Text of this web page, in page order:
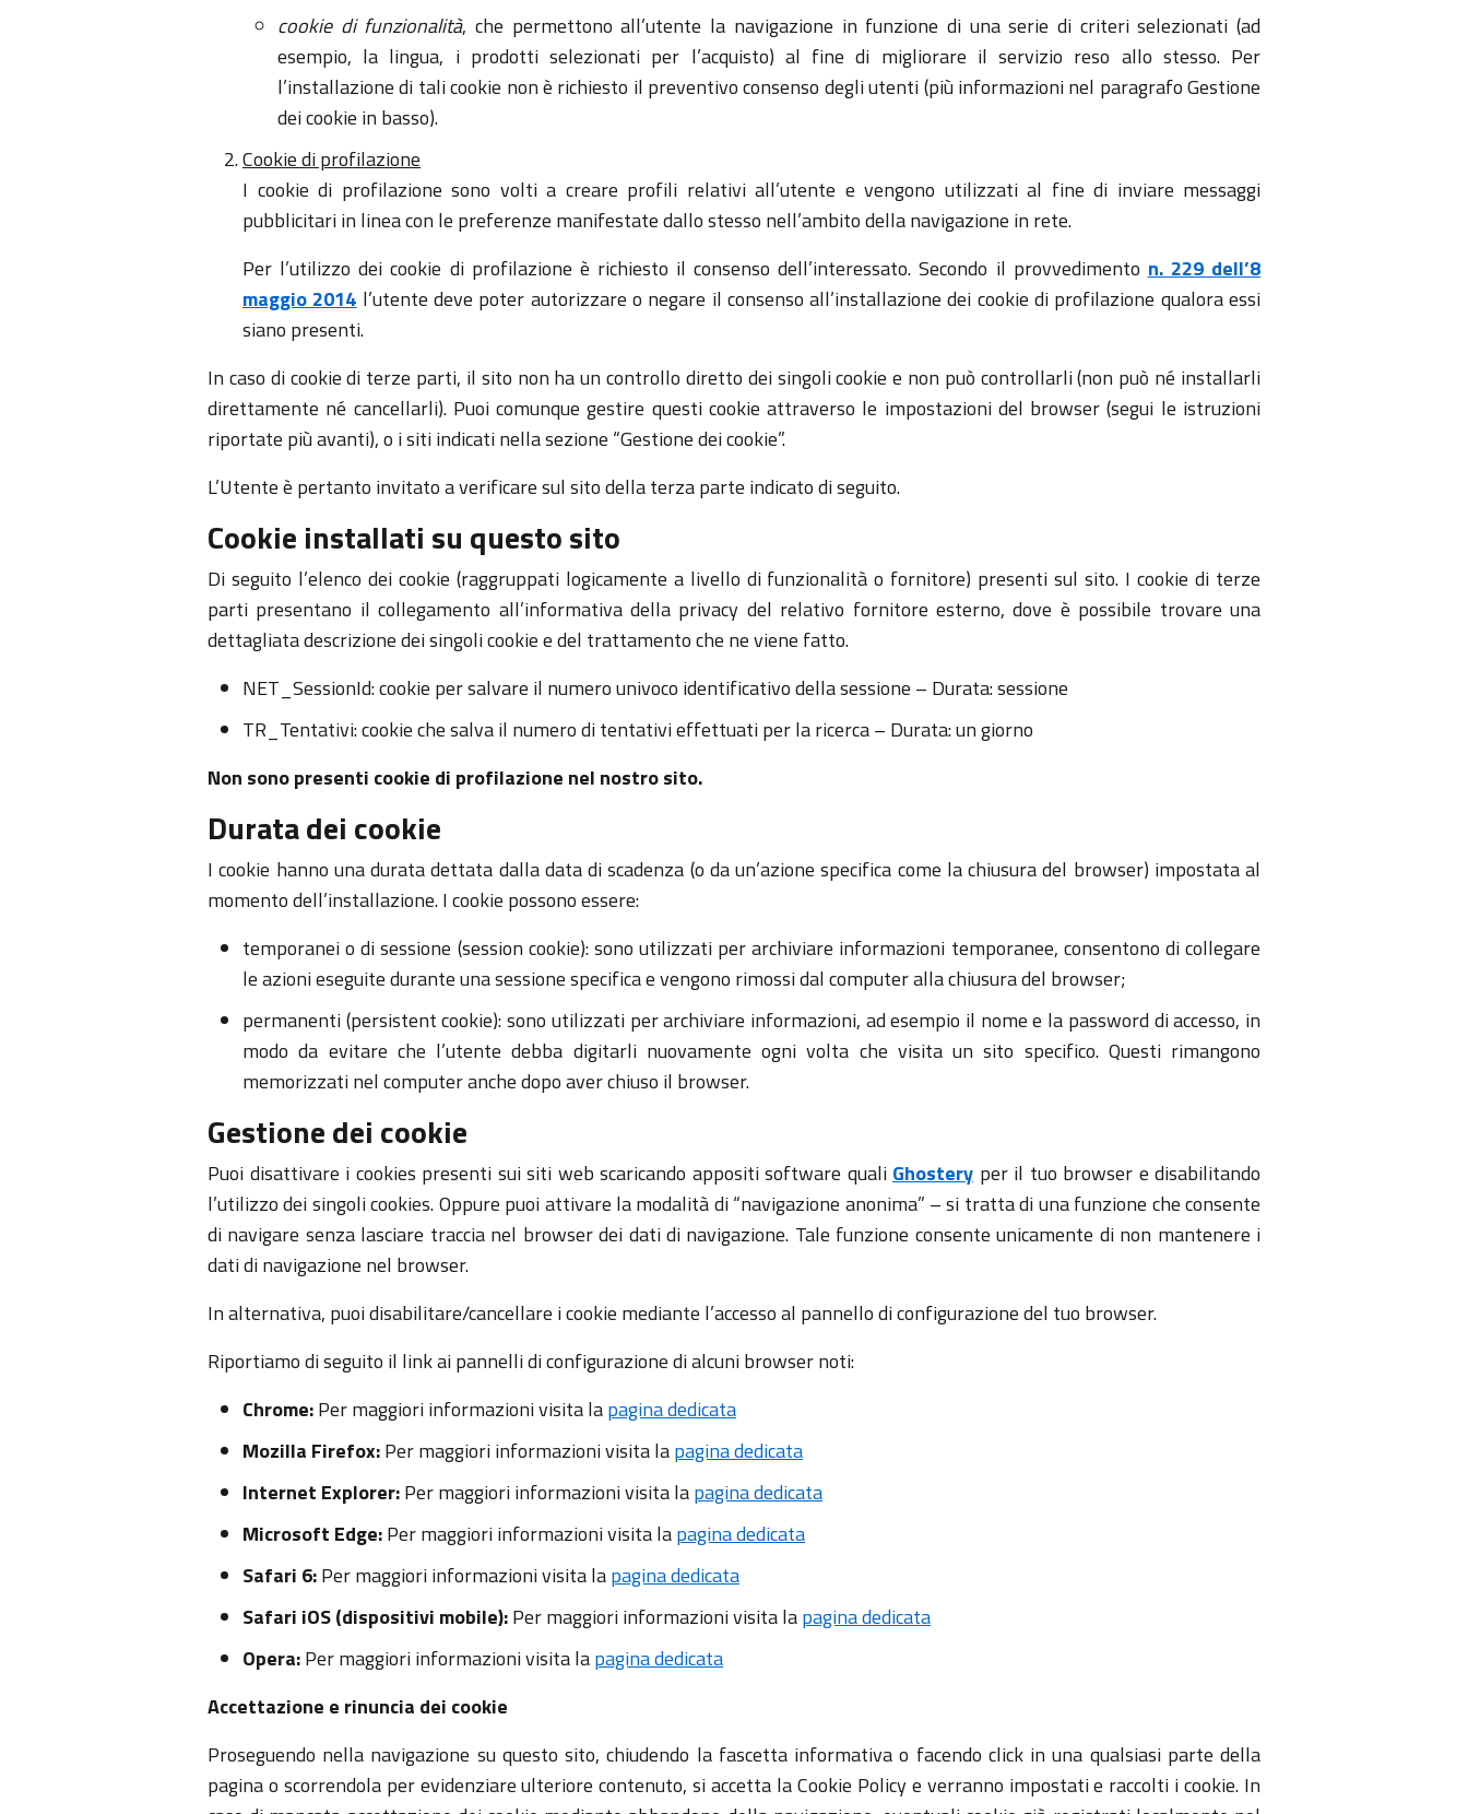
cookie di funzionalità, che permettono all’utente la navigazione in funzione di una serie di criteri selezionati (ad
esempio, la lingua, i prodotti selezionati per l’acquisto) al fine di migliorare il servizio reso allo stesso. Per
l’installazione di tali cookie non è richiesto il preventivo consenso degli utenti (più informazioni nel paragrafo Gestione
dei cookie in basso).
Cookie di profilazione
I cookie di profilazione sono volti a creare profili relativi all’utente e vengono utilizzati al fine di inviare messaggi
pubblicitari in linea con le preferenze manifestate dallo stesso nell’ambito della navigazione in rete.
Per l’utilizzo dei cookie di profilazione è richiesto il consenso dell’interessato. Secondo il provvedimento n. 229 dell’8
maggio 2014 l’utente deve poter autorizzare o negare il consenso all’installazione dei cookie di profilazione qualora essi
siano presenti.
In caso di cookie di terze parti, il sito non ha un controllo diretto dei singoli cookie e non può controllarli (non può né installarli
direttamente né cancellarli). Puoi comunque gestire questi cookie attraverso le impostazioni del browser (segui le istruzioni
riportate più avanti), o i siti indicati nella sezione “Gestione dei cookie”.
L’Utente è pertanto invitato a verificare sul sito della terza parte indicato di seguito.
Cookie installati su questo sito
Di seguito l’elenco dei cookie (raggruppati logicamente a livello di funzionalità o fornitore) presenti sul sito. I cookie di terze
parti presentano il collegamento all’informativa della privacy del relativo fornitore esterno, dove è possibile trovare una
dettagliata descrizione dei singoli cookie e del trattamento che ne viene fatto.
NET_SessionId: cookie per salvare il numero univoco identificativo della sessione – Durata: sessione
TR_Tentativi: cookie che salva il numero di tentativi effettuati per la ricerca – Durata: un giorno
Non sono presenti cookie di profilazione nel nostro sito.
Durata dei cookie
I cookie hanno una durata dettata dalla data di scadenza (o da un’azione specifica come la chiusura del browser) impostata al
momento dell’installazione. I cookie possono essere:
temporanei o di sessione (session cookie): sono utilizzati per archiviare informazioni temporanee, consentono di collegare
le azioni eseguite durante una sessione specifica e vengono rimossi dal computer alla chiusura del browser;
permanenti (persistent cookie): sono utilizzati per archiviare informazioni, ad esempio il nome e la password di accesso, in
modo da evitare che l’utente debba digitarli nuovamente ogni volta che visita un sito specifico. Questi rimangono
memorizzati nel computer anche dopo aver chiuso il browser.
Gestione dei cookie
Puoi disattivare i cookies presenti sui siti web scaricando appositi software quali Ghostery per il tuo browser e disabilitando
l’utilizzo dei singoli cookies. Oppure puoi attivare la modalità di “navigazione anonima” – si tratta di una funzione che consente
di navigare senza lasciare traccia nel browser dei dati di navigazione. Tale funzione consente unicamente di non mantenere i
dati di navigazione nel browser.
In alternativa, puoi disabilitare/cancellare i cookie mediante l’accesso al pannello di configurazione del tuo browser.
Riportiamo di seguito il link ai pannelli di configurazione di alcuni browser noti:
Chrome:Per maggiori informazioni visita lapagina dedicata
Mozilla Firefox:Per maggiori informazioni visita lapagina dedicata
Internet Explorer:Per maggiori informazioni visita lapagina dedicata
Microsoft Edge:Per maggiori informazioni visita lapagina dedicata
Safari 6:Per maggiori informazioni visita lapagina dedicata
Safari iOS (dispositivi mobile):Per maggiori informazioni visita lapagina dedicata
Opera:Per maggiori informazioni visita lapagina dedicata
Accettazione e rinuncia dei cookie
Proseguendo nella navigazione su questo sito, chiudendo la fascetta informativa o facendo click in una qualsiasi parte della
pagina o scorrendola per evidenziare ulteriore contenuto, si accetta la Cookie Policy e verranno impostati e raccolti i cookie. In